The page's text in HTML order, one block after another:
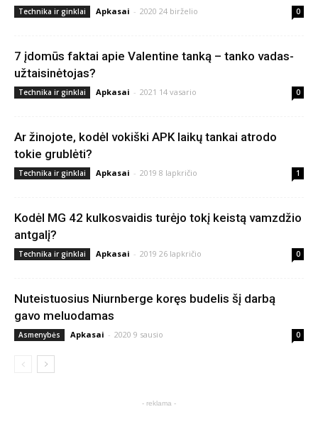
Technika ir ginklai Apkasai - 2020 24 birželio 0
7 įdomūs faktai apie Valentine tanką – tanko vadas-
užtaisinėtojas?
Technika ir ginklai Apkasai - 2021 14 vasario 0
Ar žinojote, kodėl vokiški APK laikų tankai atrodo
tokie grublėti?
Technika ir ginklai Apkasai - 2019 8 lapkričio 1
Kodėl MG 42 kulkosvaidis turėjo tokį keistą vamzdžio
antgalį?
Technika ir ginklai Apkasai - 2019 26 lapkričio 0
Nuteistuosius Niurnberge koręs budelis šį darbą
gavo meluodamas
Asmenybės Apkasai - 2020 9 sausio 0
- reklama -